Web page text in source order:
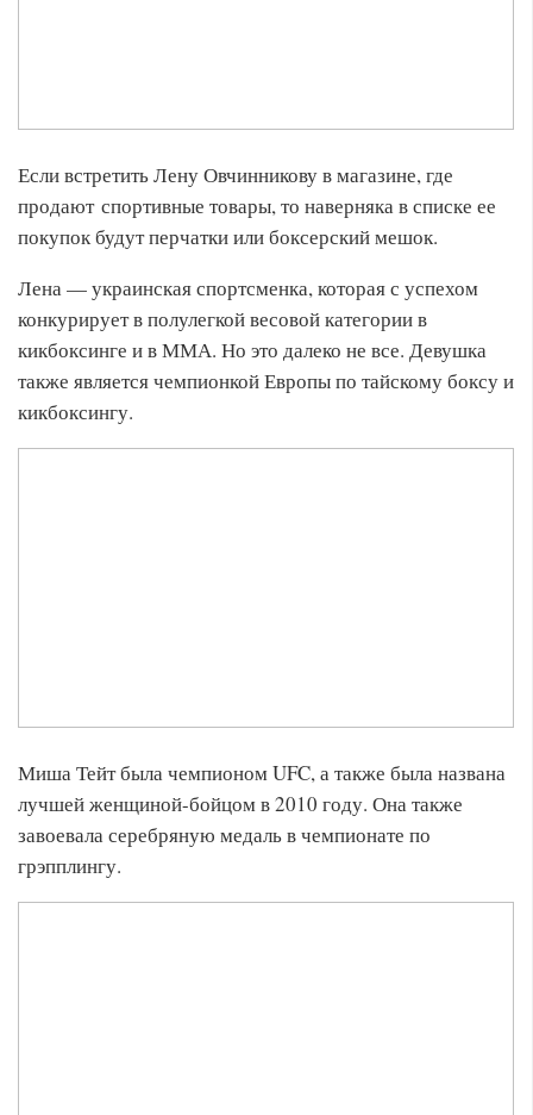
Если встретить Лену Овчинникову в магазине, где
продают спортивные товары, то наверняка в списке ее
покупок будут перчатки или боксерский мешок.
Лена — украинская спортсменка, которая с успехом
конкурирует в полулегкой весовой категории в
кикбоксинге и в ММА. Но это далеко не все. Девушка
также является чемпионкой Европы по тайскому боксу и
кикбоксингу.
Миша Тейт была чемпионом UFC, а также была названа
лучшей женщиной-бойцом в 2010 году. Она также
завоевала серебряную медаль в чемпионате по
грэпплингу.